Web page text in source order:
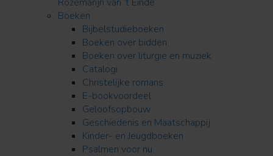
Boeken
Bijbelstudieboeken
Boeken over bidden
Boeken over liturgie en muziek
Catalogi
Christelijke romans
E-bookvoordeel
Geloofsopbouw
Geschiedenis en Maatschappij
Kinder- en Jeugdboeken
Psalmen voor nu